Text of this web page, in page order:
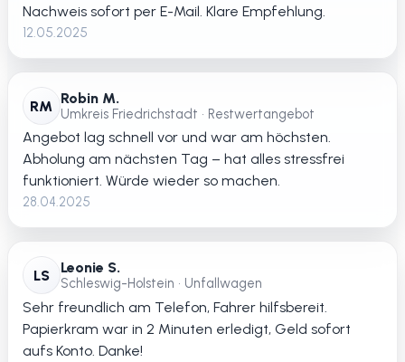
Nachweis sofort per E-Mail. Klare Empfehlung.
12.05.2025
RM Robin M.
Umkreis Friedrichstadt • Restwertangebot
Angebot lag schnell vor und war am höchsten.
Abholung am nächsten Tag – hat alles stressfrei
funktioniert. Würde wieder so machen.
28.04.2025
LS Leonie S.
Schleswig-Holstein • Unfallwagen
Sehr freundlich am Telefon, Fahrer hilfsbereit.
Papierkram war in 2 Minuten erledigt, Geld sofort
aufs Konto. Danke!